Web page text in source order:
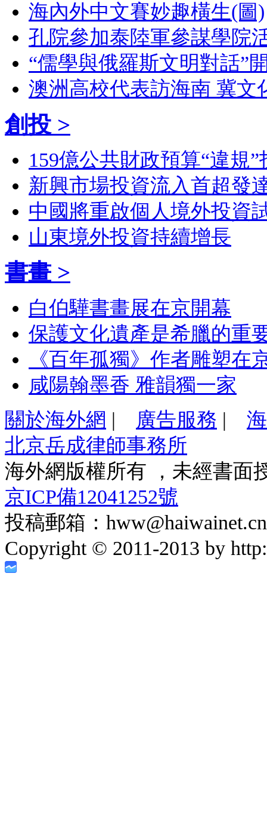
海內外中文賽妙趣橫生(圖)
孔院參加泰陸軍參謀學院
“儒學與俄羅斯文明對話”
澳洲高校代表訪海南 冀文
創投 >
159億公共財政預算“違規”
新興市場投資流入首超發
中國將重啟個人境外投資
山東境外投資持續增長
書畫 >
白伯驊書畫展在京開幕
保護文化遺產是希臘的重
《百年孤獨》作者雕塑在
咸陽翰墨香 雅韻獨一家
關於海外網 | 廣告服務 |
北京岳成律師事務所
海外網版權所有 ，未經書面
京ICP備12041252號
投稿郵箱：hww@haiwainet.cn
Copyright © 2011-2013 by